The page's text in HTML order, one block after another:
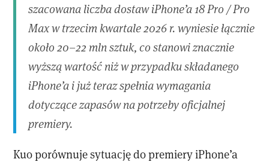
szacowana liczba dostaw iPhone’a 18 Pro / Pro
Max w trzecim kwartale 2026 r. wyniesie łącznie
około 20–22 mln sztuk, co stanowi znacznie
wyższą wartość niż w przypadku składanego
iPhone’a i już teraz spełnia wymagania
dotyczące zapasów na potrzeby oficjalnej
premiery.
Kuo porównuje sytuację do premiery iPhone’a